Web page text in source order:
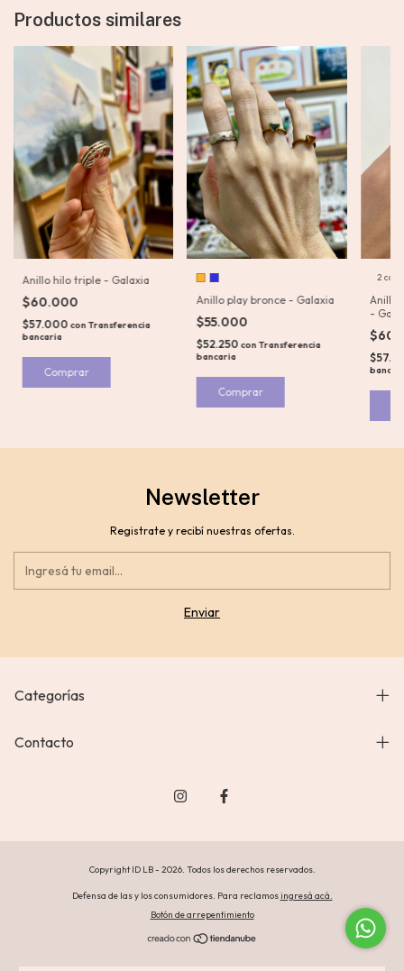
Productos similares
Anillo hilo triple - Galaxia
$60.000
$57.000 con Transferencia
bancaria
Comprar
Anillo play bronce - Galaxia
$55.000
$52.250 conTransferencia
bancaria
Comprar
2
Anillo
-
Newsletter
Registrate y recibí nuestras ofertas.
Categorías
Contacto
Copyright ID LB - 2026. Todos los derechos reservados.
Defensa de las y los consumidores. Para reclamosingresá acá.
Botón de arrepentimiento